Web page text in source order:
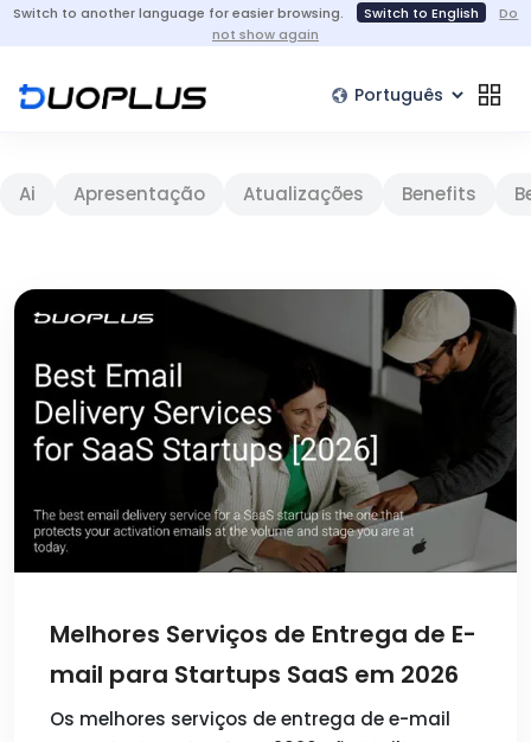
Switch to another language for easier browsing. Switch to English
Do
not show again
Ai Apresentação Atualizações Benefits
Melhores Serviços de Entrega de E-
mail para Startups SaaS em 2026
Os melhores serviços de entrega de e-mail